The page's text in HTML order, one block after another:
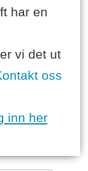
har en
vi det ut
oss
inn her